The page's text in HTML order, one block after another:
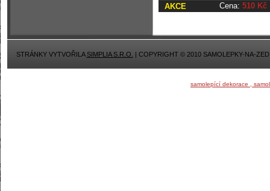
Cena: 510 Kč
AKCE
STRÁNKY VYTVOŘILASIMPLIA S.R.O. | COPYRIGHT © 2010 SAMOLEPKY-NA-
samolepící dekorace ,